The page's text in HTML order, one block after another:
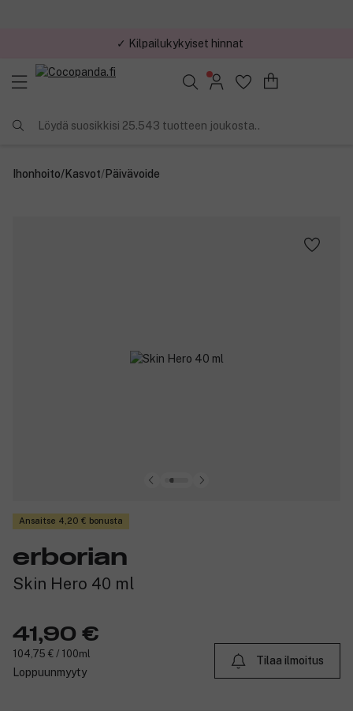
✓ Kilpailukykyiset hinnat
Löydä suosikkisi 25.543 tuotteen joukosta..
Ihonhoito/Kasvot/Päivävoide
Ansaitse 4,20 € bonusta
erborian
Skin Hero 40 ml
41,90 €
104,75 € / 100ml
Loppuunmyyty
Tilaa ilmoitus